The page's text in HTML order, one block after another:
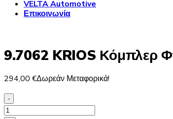
VELTA Automotive
Επικοινωνία
9.7062 KRIOS Κόμπλερ
294,00 €Δωρεάν Μεταφορικά!
-
9.7062